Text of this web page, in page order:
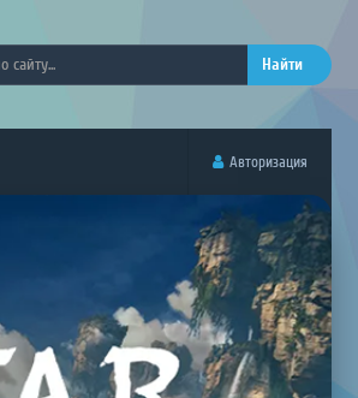
Найти
Авторизация